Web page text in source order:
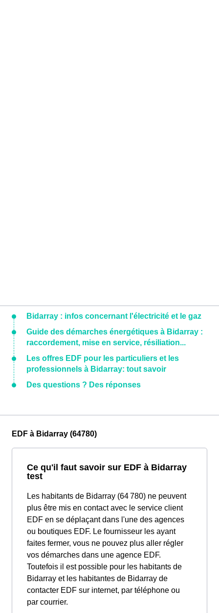
Bidarray : infos concernant l'électricité et le gaz
Guide des démarches énergétiques à Bidarray :
raccordement, mise en service, résiliation...
Les offres EDF pour les particuliers et les
professionnels à Bidarray: tout savoir
Des questions ? Des réponses
EDF à Bidarray (64780)
Ce qu'il faut savoir sur EDF à Bidarray
test
Les habitants de Bidarray (64 780) ne peuvent
plus être mis en contact avec le service client
EDF en se déplaçant dans l'une des agences
ou boutiques EDF. Le fournisseur les ayant
faites fermer, vous ne pouvez plus aller régler
vos démarches dans une agence EDF.
Toutefois il est possible pour les habitants de
Bidarray et les habitantes de Bidarray de
contacter EDF sur internet, par téléphone ou
par courrier.